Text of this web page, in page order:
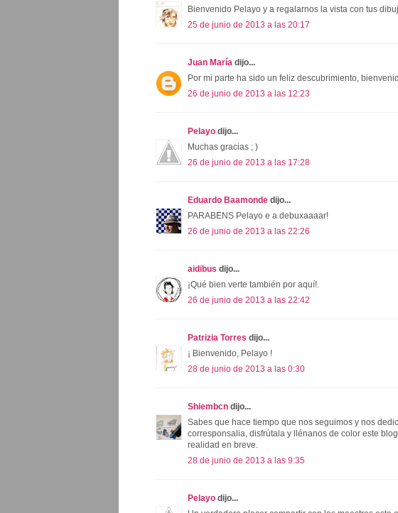
Bienvenido Pelayo y a regalarnos la vista con tus
25 de junio de 2013 a las 20:17
Juan María dijo...
Por mi parte ha sido un feliz descubrimiento,
26 de junio de 2013 a las 12:23
Pelayo dijo...
Muchas gracias ; )
26 de junio de 2013 a las 17:28
Eduardo Baamonde dijo...
PARABENS Pelayo e a debuxaaaar!
26 de junio de 2013 a las 22:26
aidibus dijo...
¡Qué bien verte también por aquí!.
26 de junio de 2013 a las 22:42
Patrizia Torres dijo...
¡ Bienvenido, Pelayo !
28 de junio de 2013 a las 0:30
Shiembcn dijo...
Sabes que hace tiempo que nos seguimos y nos
corresponsalia, disfrútala y llénanos de color este
realidad en breve.
28 de junio de 2013 a las 9:35
Pelayo dijo...